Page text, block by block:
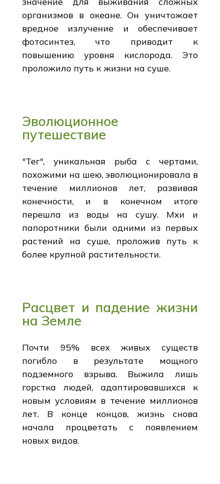
организмов в океане. Он уничтожает
вредное излучение и обеспечивает
фотосинтез, что приводит к
повышению уровня кислорода. Это
проложило путь к жизни на суше.
Эволюционное
путешествие
"Тег", уникальная рыба с чертами,
похожими на шею, эволюционировала в
течение миллионов лет, развивая
конечности, и в конечном итоге
перешла из воды на сушу. Мхи и
папоротники были одними из первых
растений на суше, проложив путь к
более крупной растительности.
Расцвет и падение жизни
на Земле
Почти 95% всех живых существ
погибло в результате мощного
подземного взрыва. Выжила лишь
горстка людей, адаптировавшихся к
новым условиям в течение миллионов
лет. В конце концов, жизнь снова
начала процветать с появлением
новых видов.